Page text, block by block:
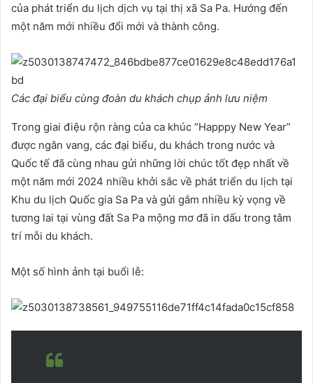
của phát triển du lịch dịch vụ tại thị xã Sa Pa. Hướng đến
một năm mới nhiều đổi mới và thành công.
Các đại biểu cùng đoàn du khách chụp ảnh lưu niệm
Trong giai điệu rộn ràng của ca khúc “Happpy New Year”
được ngân vang, các đại biểu, du khách trong nước và
Quốc tế đã cùng nhau gửi những lời chúc tốt đẹp nhất về
một năm mới 2024 nhiều khởi sắc về phát triển du lịch tại
Khu du lịch Quốc gia Sa Pa và gửi gắm nhiều kỳ vọng về
tương lai tại vùng đất Sa Pa mộng mơ đã in dấu trong tâm
trí mỗi du khách.
Một số hình ảnh tại buổi lễ: